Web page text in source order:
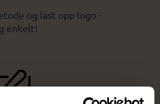
og last opp logo -
enkelt!